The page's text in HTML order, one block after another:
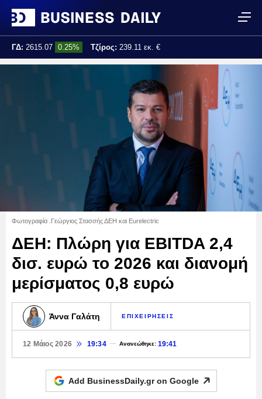
ΓΔ: 2615.07 0.25% Τζίρος: 239.11 εκ. €
17:25:01
Φωτογραφία .Γεώργιος Στασσής ΔΕΗ και Eurelectric
ΔΕΗ: Πλώρη για EBITDA 2,4
δισ. ευρώ το 2026 και διανομή
μερίσματος 0,8 ευρώ
Άννα Γαλάτη ΕΠΙΧΕΙΡΗΣΕΙΣ
12 Μάιος 2026 19:34 Ανανεώθηκε:19:41
Add BusinessDaily.gr on Google